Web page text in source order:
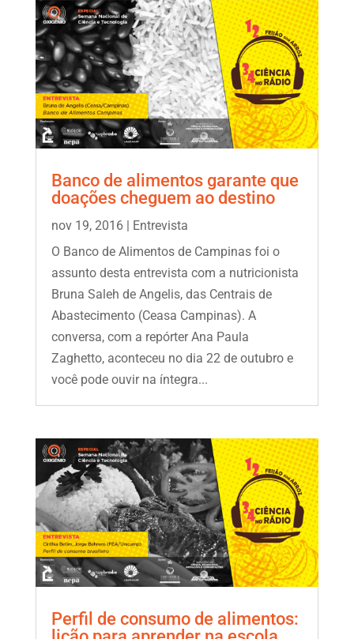
Banco de alimentos garante que
doações cheguem ao destino
nov 19, 2016| Entrevista
O Banco de Alimentos de Campinas foi o
assunto desta entrevista com a nutricionista
Bruna Saleh de Angelis, das Centrais de
Abastecimento (Ceasa Campinas). A
conversa, com a repórter Ana Paula
Zaghetto, aconteceu no dia 22 de outubro e
você pode ouvir na íntegra...
Perfil de consumo de alimentos: